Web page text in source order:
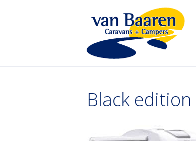
Black edition